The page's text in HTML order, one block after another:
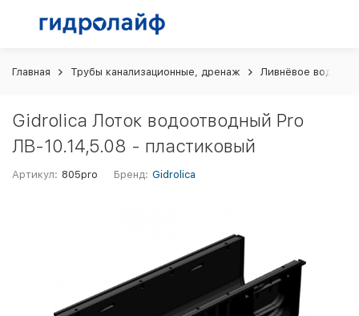
Главная Трубы канализационные, дренаж Ливнёвое
Gidrolica Лоток водоотводный Pro
ЛВ-10.14,5.08 - пластиковый
Артикул: 805pro Бренд: Gidrolica